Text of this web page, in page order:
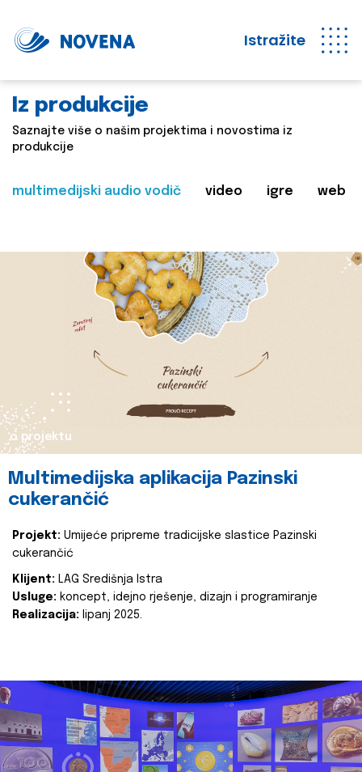
Istražite
Iz produkcije
Saznajte više o našim projektima i novostima iz
produkcije
multimedijski audio vodič video igre web
o projektu
Multimedijska aplikacija Pazinski
cukerančić
Projekt: Umijeće pripreme tradicijske slastice Pazinski
cukerančić
Klijent: LAG Središnja Istra
Usluge: koncept, idejno rješenje, dizajn i programiranje
Realizacija: lipanj 2025.